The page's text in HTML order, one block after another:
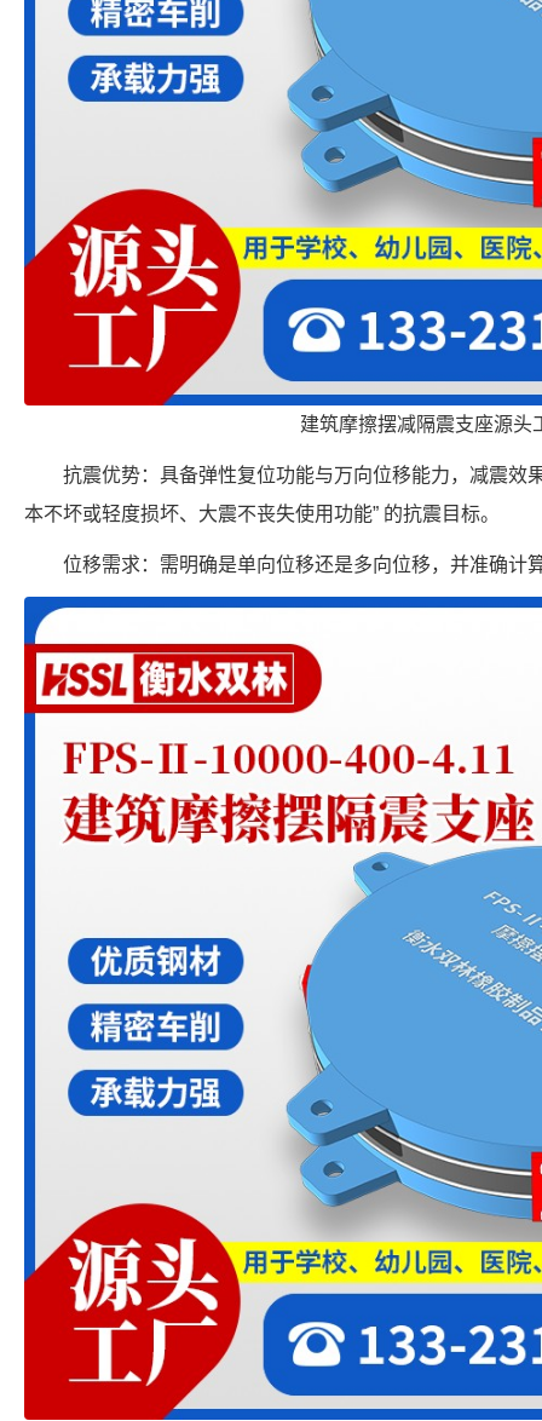
建筑摩擦摆减隔震支座源头
抗震优势：具备弹性复位功能与万向位移能力，减震效
本不坏或轻度损坏、大震不丧失使用功能” 的抗震目标。
位移需求：需明确是单向位移还是多向位移，并准确计